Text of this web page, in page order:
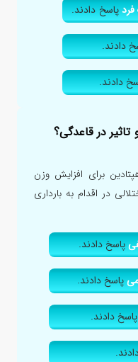
پاسخ دادند.
دادند.
دادند.
تاثیر در قاعدگی؟
برای افزایش وزن
در اقدام به بارداری
پاسخ دادند.
پاسخ دادند.
دادند.